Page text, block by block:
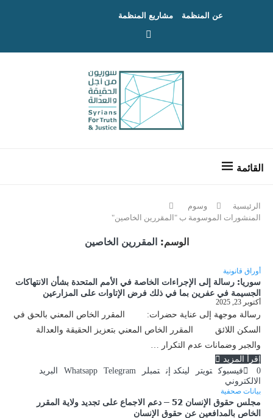
عن المنظمة مشاريع المنظمة
الرئيسية
وسوم
المنشورات الموسومة ب "المقررين الخاصين"
الوسم:المقررين الخاصين
أوراق قانونية
سوريا: رسالة إلى الإجراءات الخاصة في الأمم المتحدة بشأن الانتهاكات
الجسيمة في عفرين بما في ذلك فرض الإتاوات على المزارعين
أكتوبر 23, 2025
رسالة موجهة إلى عناية حضرات: المقرر الخاص المعني بالحق في
السكن اللائق المقرر الخاص المعني بتعزيز الحقيقة والعدالة
والجبر وضمانات عدم التكرار …
إقرأ المزيد
0
فيسبوك تويتر لينكد إن تمبلر Whatsapp Telegram
البريد
الالكتروني
بيانات صحفية
مجلس حقوق الإنسان 52 – دعم الاجماع على تجديد ولاية المقرر
الخاص بالمدافعين عن حقوق الإنسان